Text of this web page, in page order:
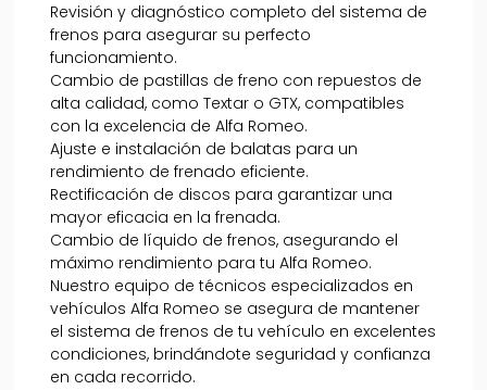
Revisión y diagnóstico completo del sistema de
frenos para asegurar su perfecto
funcionamiento.
Cambio de pastillas de freno con repuestos de
alta calidad, como Textar o GTX, compatibles
con la excelencia de Alfa Romeo.
Ajuste e instalación de balatas para un
rendimiento de frenado eficiente.
Rectificación de discos para garantizar una
mayor eficacia en la frenada.
Cambio de líquido de frenos, asegurando el
máximo rendimiento para tu Alfa Romeo.
Nuestro equipo de técnicos especializados en
vehículos Alfa Romeo se asegura de mantener
el sistema de frenos de tu vehículo en excelentes
condiciones, brindándote seguridad y confianza
en cada recorrido.